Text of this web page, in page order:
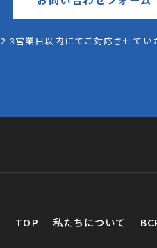
2-3営業日以内にてご対応させてい
TOP 私たちについて